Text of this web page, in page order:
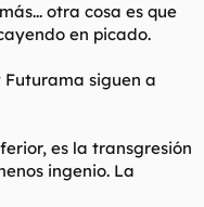
otra cosa es que
en picado.
siguen a
es la transgresión
ingenio. La